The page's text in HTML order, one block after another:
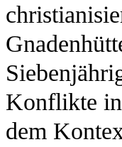
Konflikte in
dem